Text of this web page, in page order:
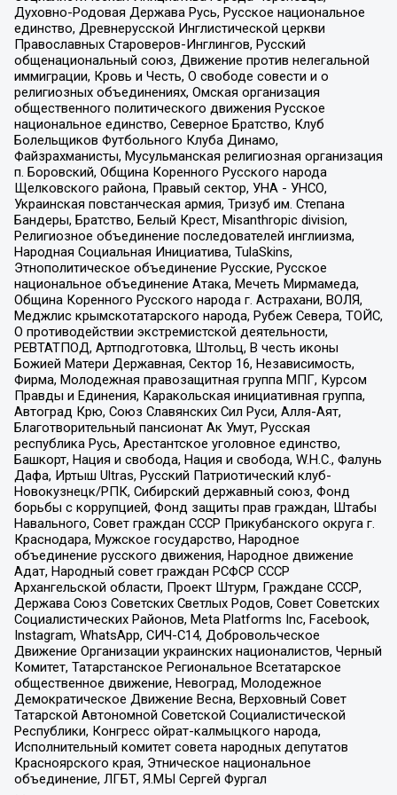
Духовно-Родовая Держава Русь, Русское национальное
единство, Древнерусской Инглистической церкви
Православных Староверов-Инглингов, Русский
общенациональный союз, Движение против нелегальной
иммиграции, Кровь и Честь, О свободе совести и о
религиозных объединениях, Омская организация
общественного политического движения Русское
национальное единство, Северное Братство, Клуб
Болельщиков Футбольного Клуба Динамо,
Файзрахманисты, Мусульманская религиозная организация
п. Боровский, Община Коренного Русского народа
Щелковского района, Правый сектор, УНА - УНСО,
Украинская повстанческая армия, Тризуб им. Степана
Бандеры, Братство, Белый Крест, Misanthropic division,
Религиозное объединение последователей инглиизма,
Народная Социальная Инициатива, TulaSkins,
Этнополитическое объединение Русские, Русское
национальное объединение Атака, Мечеть Мирмамеда,
Община Коренного Русского народа г. Астрахани, ВОЛЯ,
Меджлис крымскотатарского народа, Рубеж Севера, ТОЙС,
О противодействии экстремистской деятельности,
РЕВТАТПОД, Артподготовка, Штольц, В честь иконы
Божией Матери Державная, Сектор 16, Независимость,
Фирма, Молодежная правозащитная группа МПГ, Курсом
Правды и Единения, Каракольская инициативная группа,
Автоград Крю, Союз Славянских Сил Руси, Алля-Аят,
Благотворительный пансионат Ак Умут, Русская
республика Русь, Арестантское уголовное единство,
Башкорт, Нация и свобода, Нация и свобода, W.H.С., Фалунь
Дафа, Иртыш Ultras, Русский Патриотический клуб-
Новокузнецк/РПК, Сибирский державный союз, Фонд
борьбы с коррупцией, Фонд защиты прав граждан, Штабы
Навального, Совет граждан СССР Прикубанского округа г.
Краснодара, Мужское государство, Народное
объединение русского движения, Народное движение
Адат, Народный совет граждан РСФСР СССР
Архангельской области, Проект Штурм, Граждане СССР,
Держава Союз Советских Светлых Родов, Совет Советских
Социалистических Районов, Meta Platforms Inc, Facebook,
Instagram, WhatsApp, СИЧ-С14, Добровольческое
Движение Организации украинских националистов, Черный
Комитет, Татарстанское Региональное Всетатарское
общественное движение, Невоград, Молодежное
Демократическое Движение Весна, Верховный Совет
Татарской Автономной Советской Социалистической
Республики, Конгресс ойрат-калмыцкого народа,
Исполнительный комитет совета народных депутатов
Красноярского края, Этническое национальное
объединение, ЛГБТ, Я.МЫ Сергей Фургал